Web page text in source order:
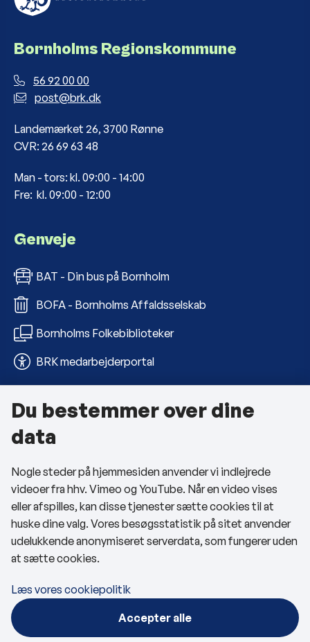
Bornholms Regionskommune
56 92 00 00
post@brk.dk
Landemærket 26, 3700 Rønne
CVR: 26 69 63 48
Man - tors: kl. 09:00 - 14:00
Fre: kl. 09:00 - 12:00
Genveje
BAT - Din bus på Bornholm
BOFA - Bornholms Affaldsselskab
Bornholms Folkebiblioteker
BRK medarbejderportal
Om kommunen
Kontakt os
Telefon- og åbningstider
Tilgængelighedserklæring
Privatlivspolitik
Cookies
Følg os
Du bestemmer over dine
data
Nogle steder på hjemmesiden anvender vi indlejrede
videoer fra hhv. Vimeo og YouTube. Når en video vises
eller afspilles, kan disse tjenester sætte cookies til at
huske dine valg. Vores besøgsstatistik på sitet anvender
udelukkende anonymiseret serverdata, som fungerer uden
at sætte cookies.
Læs vores cookiepolitik
Accepter alle